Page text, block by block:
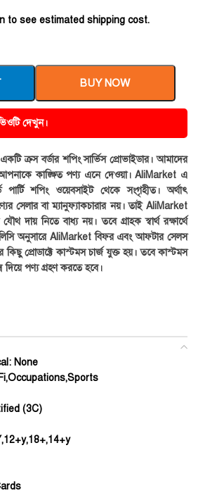
to see estimated shipping cost.
BUY NOW
দেখুন।
ক্রস বর্ডার শপিং সার্ভিস প্রোভাইডার। আমাদের
আপনাকে কাঙ্ক্ষিত পণ্য এনে দেওয়া। AliMarket এ
পার্টি শপিং ওয়েবসাইট থেকে সংগৃহীত। অর্থাৎ
সেলার বা ম্যানুফ্যাকচারার নয়। তাই AliMarket
দায় নিতে বাধ্য নয়। তবে গ্রাহক স্বার্থ রক্ষার্থে
অনুসারে AliMarket বিফর এবং আফটার সেলস
প্রোডাক্টে কাস্টমস চার্জ যুক্ত হয়। তবে কাস্টমস
দিয়ে পণ্য গ্রহণ করতে হবে।
None
(3C)